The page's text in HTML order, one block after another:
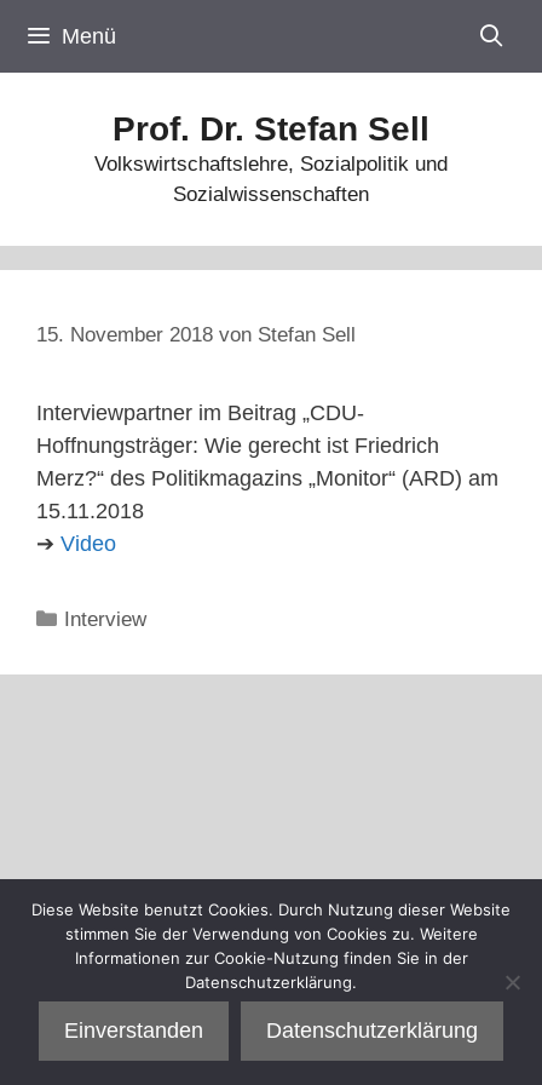
Inhalt
springen
Menü
Prof. Dr. Stefan Sell
Volkswirtschaftslehre, Sozialpolitik und
Sozialwissenschaften
15. November 2018 von Stefan Sell
Interviewpartner im Beitrag „CDU-
Hoffnungsträger: Wie gerecht ist Friedrich
Merz?“ des Politikmagazins „Monitor“ (ARD) am
15.11.2018
➔ Video
Kategorien
Interview
Diese Website benutzt Cookies. Durch Nutzung dieser Website
stimmen Sie der Verwendung von Cookies zu. Weitere
Informationen zur Cookie-Nutzung finden Sie in der
Datenschutzerklärung.
Einverstanden Datenschutzerklärung